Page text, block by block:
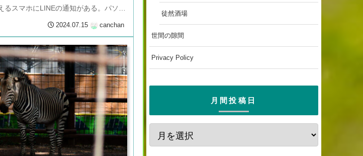
るスマホにLINEの通知がある。パソコ
2024.07.15 canchan
徒然酒場
世間の隙間
Privacy Policy
月間投稿日